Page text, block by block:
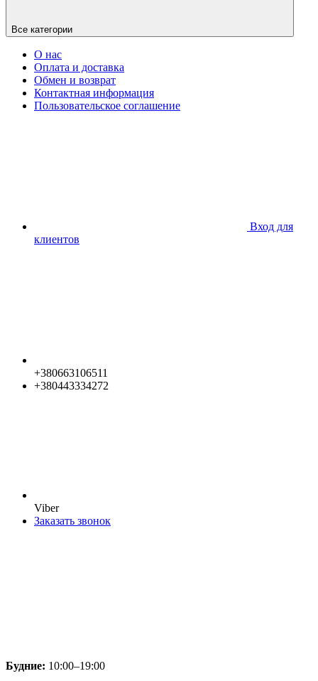
Все категории
О нас
Оплата и доставка
Обмен и возврат
Контактная информация
Пользовательское соглашение
Вход для
клиентов
+380663106511
+380443334272
Viber
Заказать звонок
Будние: 10:00–19:00